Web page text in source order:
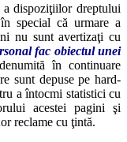
a dispoziţiilor dreptului
special că urmare a
nu sunt avertizaţi cu
fac obiectul unei
în continuare
sunt depuse pe hard-
a întocmi statistici cu
acestei pagini şi
reclame cu ţintă.